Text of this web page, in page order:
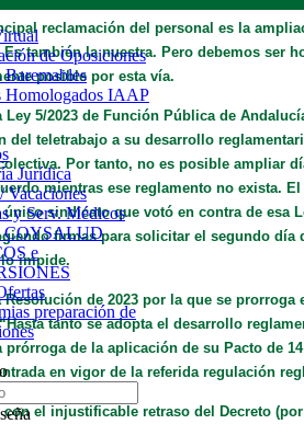
de Oposiciones
Baremables
Homologados IAAP
Jurídica
Vacaciones
y Serv. Médicos
COYSALUD
e
preparación de
reclamación del personal es la
también la nuestra. Pero debemos ser
posible por esta vía.
Ley 5/2023 de Función Pública de
del teletrabajo a su desarrollo
Por tanto, no es posible ampliar
mientras ese reglamento no exista.
sindicato que votó en contra de esa
firmas para solicitar el segundo día
impide.
de 2023 por la que se prorroga
tanto se adopta el desarrollo
prórroga de la aplicación de su Pacto de
en vigor de la referida regulación
con el injustificable retraso del Decreto